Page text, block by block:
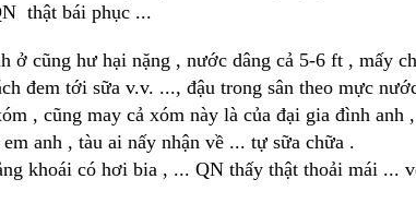
thật bái phục ...
ở cũng hư hại nặng , nước dâng cả 5-6 ft, mấy
đem tới sữa v.v. ..., đậu trong sân theo mực
, cũng may cả xóm này là củađại gia đình anh
anh , tàu ai nấy nhận về ... tự sữa chữa .
khoái có hơi bia , ... QNthấy thật thoảimái ...